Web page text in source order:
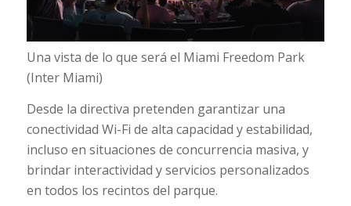
Una vista de lo que será el Miami Freedom Park
(Inter Miami)
Desde la directiva pretenden garantizar una
conectividad Wi-Fi de alta capacidad y estabilidad,
incluso en situaciones de concurrencia masiva, y
brindar interactividad y servicios personalizados
en todos los recintos del parque.